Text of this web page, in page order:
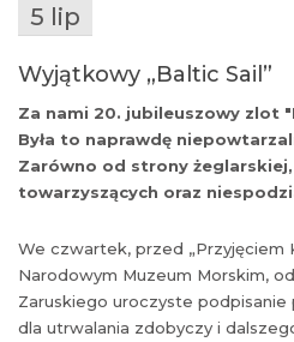
5 lip
Wyjątkowy „Baltic Sail”
Za nami 20. jubileuszowy zlot
Była to naprawdę
Zarówno od strony
towarzyszących oraz
We czwartek, przed „Przyjęciem
Narodowym Muzeum Morskim,
Zaruskiego uroczyste podpisanie
dla utrwalania zdobyczy i